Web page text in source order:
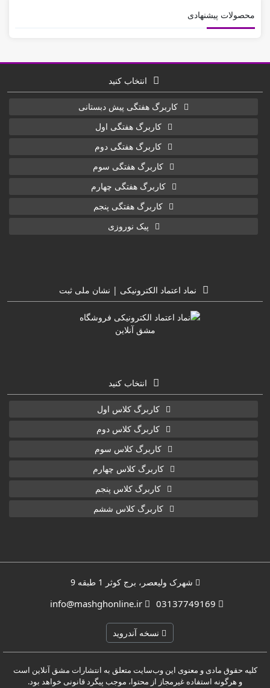
محصولات پیشنهادی
انتخاب کنید
کاربرگ هفتگی پیش دبستانی
کاربرگ هفتگی اول
کاربرگ هفتگی دوم
کاربرگ هفتگی سوم
کاربرگ هفتگی چهارم
کاربرگ هفتگی پنجم
پیک نوروزی
نماد اعتماد الکترونیکی | نشان ملی ثبت
انتخاب کنید
کاربرگ کلاس اول
کاربرگ کلاس دوم
کاربرگ کلاس سوم
کاربرگ کلاس چهارم
کاربرگ کلاس پنجم
کاربرگ کلاس ششم
شهرک ولیعصر، برج کوثر 1 طبقه 9
03137749169
info@mashghonline.ir
نسخه آندروید
کلیه حقوق مادی و معنوی این وب‌سایت متعلق به انتشارات مشق آنلاین است
و هرگونه استفاده غیرمجاز از محتوا، موجب پیگرد قانونی خواهد بود.